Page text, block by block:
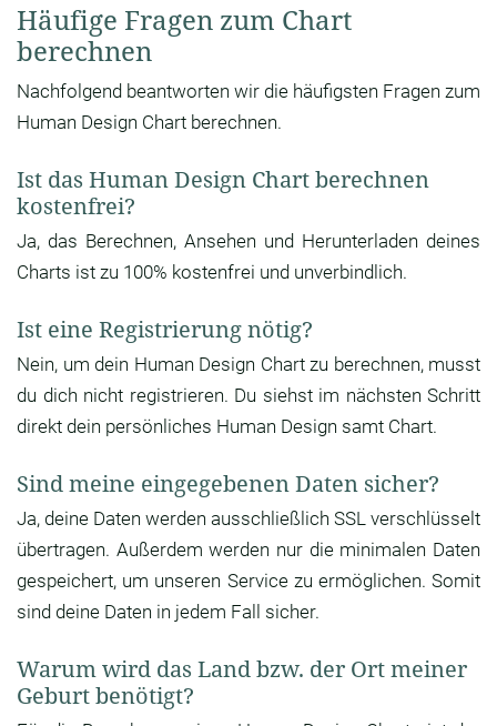
Häufige Fragen zum Chart
berechnen
Nachfolgend beantworten wir die häufigsten Fragen zum
Human Design Chart berechnen.
Ist das Human Design Chart berechnen
kostenfrei?
Ja, das Berechnen, Ansehen und Herunterladen deines
Charts ist zu 100% kostenfrei und unverbindlich.
Ist eine Registrierung nötig?
Nein, um dein Human Design Chart zu berechnen, musst
du dich nicht registrieren. Du siehst im nächsten Schritt
direkt dein persönliches Human Design samt Chart.
Sind meine eingegebenen Daten sicher?
Ja, deine Daten werden ausschließlich SSL verschlüsselt
übertragen. Außerdem werden nur die minimalen Daten
gespeichert, um unseren Service zu ermöglichen. Somit
sind deine Daten in jedem Fall sicher.
Warum wird das Land bzw. der Ort meiner
Geburt benötigt?